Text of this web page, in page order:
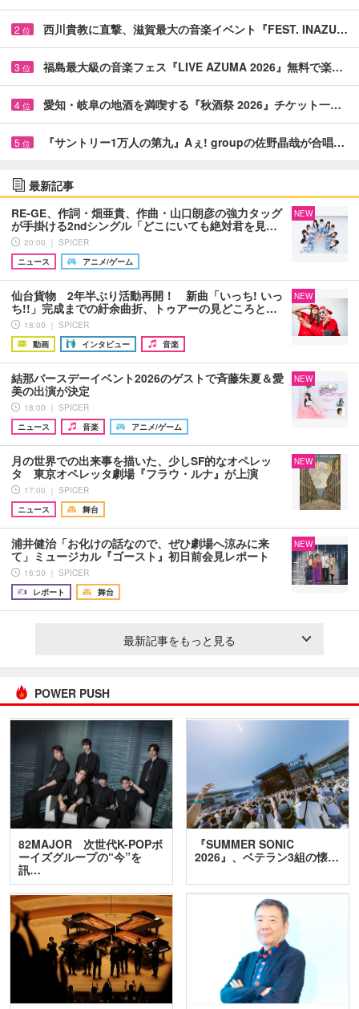
2 位 西川貴教に直撃、滋賀最大の音楽イベント『FEST. INAZU…
3 位 福島最大級の音楽フェス『LIVE AZUMA 2026』無料で楽…
4 位 愛知・岐阜の地酒を満喫する『秋酒祭 2026』チケット一…
5 位 『サントリー1万人の第九』Aぇ! groupの佐野晶哉が合唱…
最新記事
RE-GE、作詞・畑亜貴、作曲・山口朗彦の強力タッグ
が手掛ける2ndシングル「どこにいても絶対君を見…
20:00 ｜ SPICER
ニュース
アニメ/ゲーム
NEW
仙台貨物 2年半ぶり活動再開！ 新曲「いっち! いっ
ち!!」完成までの紆余曲折、トゥアーの見どころと…
18:00 ｜ SPICER
動画
インタビュー 音楽
NEW
結那バースデーイベント2026のゲストで斉藤朱夏＆愛
美の出演が決定
18:00 ｜ SPICER
ニュース
音楽 アニメ/ゲーム
NEW
月の世界での出来事を描いた、少しSF的なオペレッ
タ 東京オペレッタ劇場『フラウ・ルナ』が上演
17:00 ｜ SPICER
ニュース
舞台
NEW
浦井健治「お化けの話なので、ぜひ劇場へ涼みに来
て」ミュージカル『ゴースト』初日前会見レポート
16:30 ｜ SPICER
レポート
舞台
NEW
最新記事をもっと見る
POWER PUSH
82MAJOR 次世代K-POPボ
ーイズグループの“今”を
訊…
『SUMMER SONIC
2026』、ベテラン3組の懐…